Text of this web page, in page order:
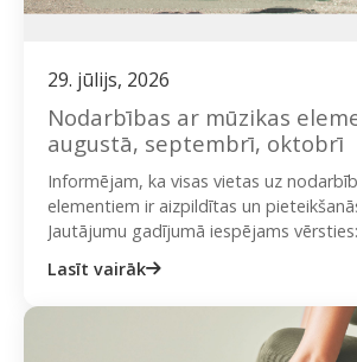
29. jūlijs, 2026
Nodarbības ar mūzikas
augustā, septembrī, oktobrī
Informējam, ka visas vietas uz
elementiem ir aizpildītas un
Jautājumu gadījumā iespējams vērsties:
Lasīt vairāk